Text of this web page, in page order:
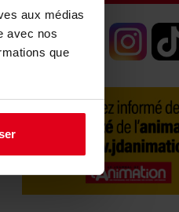
aux médias
avec nos
que